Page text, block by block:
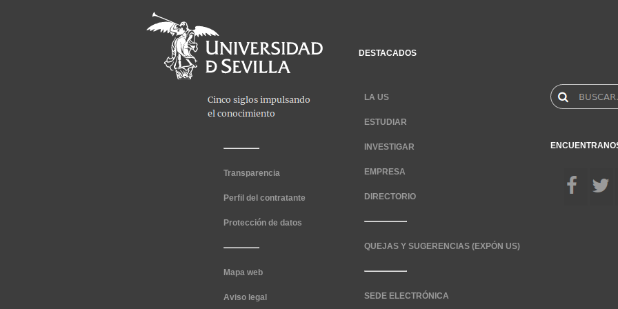
Transparencia
Perfil del contratante
Protección de datos
Mapa web
Aviso legal
DESTACADOS
LA US
ESTUDIAR
INVESTIGAR
EMPRESA
DIRECTORIO
QUEJAS Y SUGERENCIAS (EXPÓN US)
SEDE ELECTRÓNICA